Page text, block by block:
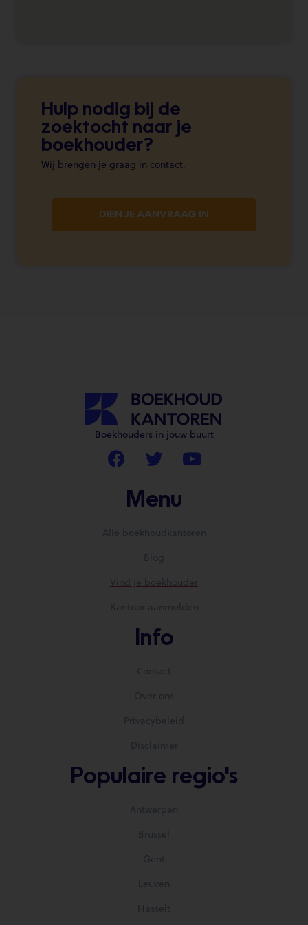
Hulp nodig bij de
zoektocht naar je
boekhouder?
Wij brengen je graag in contact.
DIEN JE AANVRAAG IN
Boekhouders in jouw buurt
Menu
Alle boekhoudkantoren
Blog
Vind je boekhouder
Kantoor aanmelden
Info
Contact
Over ons
Privacybeleid
Disclaimer
Populaire regio's
Antwerpen
Brussel
Gent
Leuven
Hasselt